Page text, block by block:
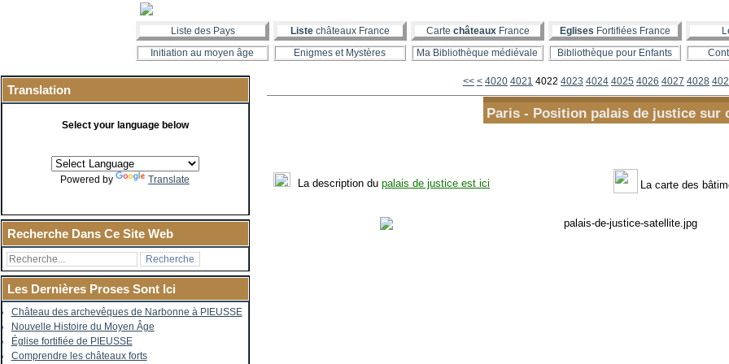
Liste des Pays Liste châteaux France Carte châteauxFrance Eglises Fortifiées France
Initiation au moyen âge
Enigmes et Mystères Ma Bibliothèque médiévale Bibliothèque pour Enfants
Translation
Select your language below
Powered by Translate
Recherche Dans Ce Site Web
Les Dernières Proses Sont Ici
Château des archevêques de Narbonne à PIEUSSE
Nouvelle Histoire du Moyen Âge
Église fortifiée de PIEUSSE
Comprendre les châteaux forts
<< < 4000
4010
4020 4021 4022 4023 4024 4025 4026 4027 4028
Paris - Position palais de justice sur
La description dupalais de justice est ici La carte des